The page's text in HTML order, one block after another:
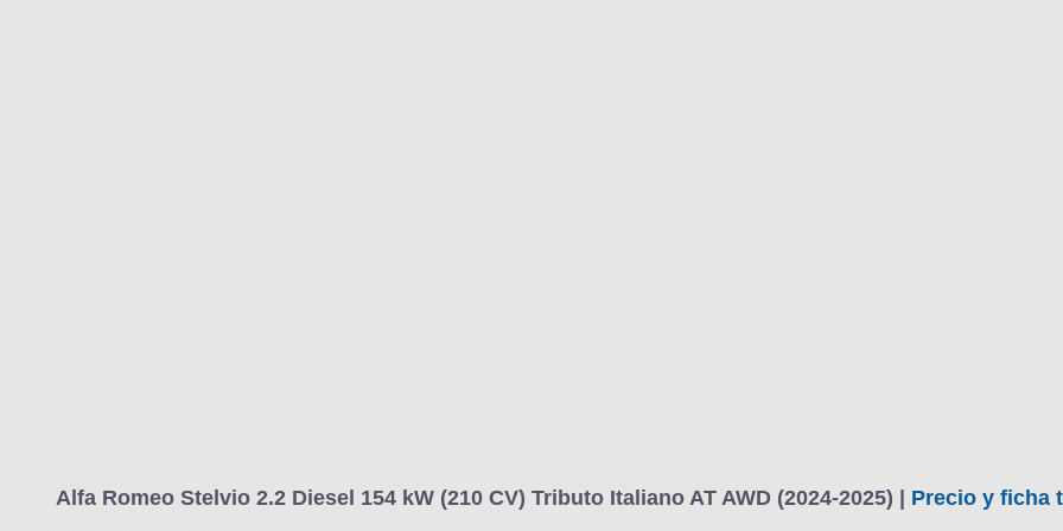
Alfa Romeo Stelvio 2.2 Diesel 154 kW (210 CV) Tributo Italiano AT AWD (2024-2025) | Precio y ficha